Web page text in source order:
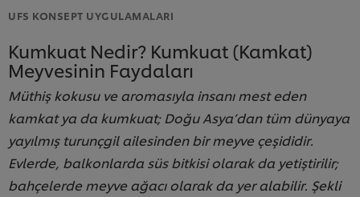
UFS KONSEPT UYGULAMALARI
Kumkuat Nedir? Kumkuat (Kamkat)
Meyvesinin Faydaları
Müthiş kokusu ve aromasıyla insanı mest eden
kamkat ya da kumkuat; Doğu Asya’dan tüm dünyaya
yayılmış turunçgil ailesinden bir meyve çeşididir.
Evlerde, balkonlarda süs bitkisi olarak da yetiştirilir;
bahçelerde meyve ağacı olarak da yer alabilir. Şekli